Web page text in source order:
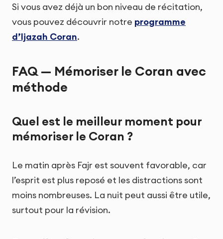
Si vous avez déjà un bon niveau de récitation,
vous pouvez découvrir notre programme
d’Ijazah Coran.
FAQ — Mémoriser le Coran avec
méthode
Quel est le meilleur moment pour
mémoriser le Coran ?
Le matin après Fajr est souvent favorable, car
l’esprit est plus reposé et les distractions sont
moins nombreuses. La nuit peut aussi être utile,
surtout pour la révision.